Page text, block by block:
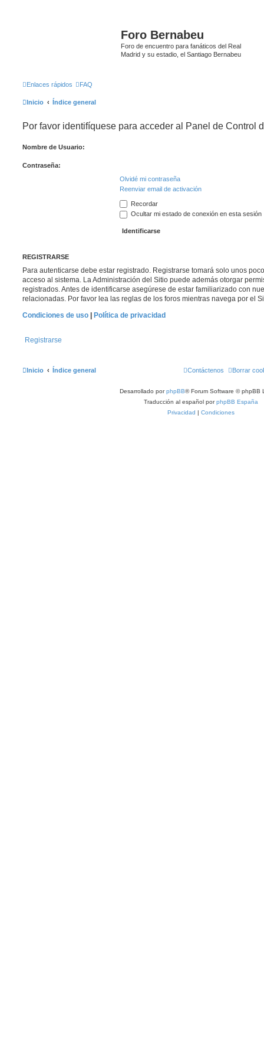
Foro Bernabeu
Foro de encuentro para fanáticos del Real
Madrid y su estadio, el Santiago Bernabeu
Enlaces rápidos FAQ
Inicio Índice general
Por favor identifíquese para acceder al Panel de Control
Nombre de Usuario:
Contraseña:
Olvidé mi contraseña
Reenviar email de activación
Recordar
Ocultar mi estado de conexión en esta sesión
REGISTRARSE
Para autenticarse debe estar registrado. Registrarse tomará solo unos
acceso al sistema. La Administración del Sitio puede además otorgar
registrados. Antes de identificarse asegúrese de estar familiarizado con
relacionadas. Por favor lea las reglas de los foros mientras navega por el
Condiciones de uso
Política de privacidad
Registrarse
Inicio Índice general Borrar
Contáctenos
Desarrollado porphpBB® Forum Software © phpBB
Traducción al español porphpBB España
Privacidad | Condiciones